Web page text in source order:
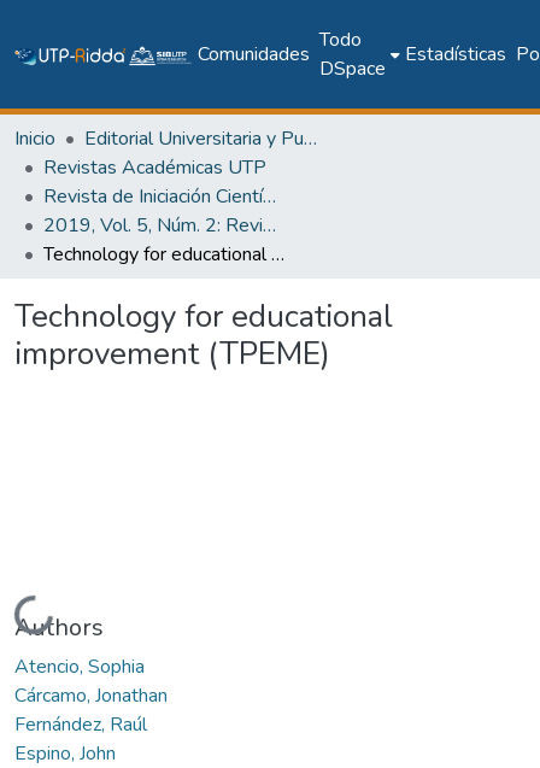
Comunidades
Todo
DSpace
Estadísticas
Inicio
Editorial Universitaria y Publicaciones Seriadas
Revistas Académicas UTP
Revista de Iniciación Científica
2019, Vol. 5, Núm. 2: Revista de Iniciación Científica
Technology for educational improvement (TPEME)
Technology for educational
improvement (TPEME)
Cargando...
Authors
Atencio, Sophia
Cárcamo, Jonathan
Fernández, Raúl
Espino, John